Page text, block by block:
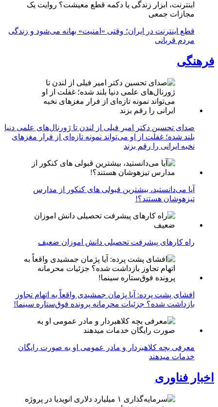
اینترنت، ابزار زندگی یا دکمه قطع معیشت؟ روایت یک
مجازات جمعی
قطع اینترنت در ایران؛ وقتی «امنیت» بهانه می‌شود و زندگی
مردم قربانی
فرهنگی
صدای تحسین دکتر امیر فیلی از لندن تا ژورنال‌های علمی دنیا
بلند شده؛ غفلت از او می‌تواند نمونه تازه‌ای از فرار مغزهای
نخبه ایرانی را رقم بزند
آیا می‌دانستید، بیشترین قبولی های کنکور از مدارس
تیزهوشان هستند؟!
راه کارهای پیشرفت تحصیلی دانش اموزان ضعیف
افشای پشت پرده: آیا پژمان جمشیدی واقعاً به اتهام تجاوز
بازداشت شده؟ جزئیات محرمانه پرونده فوق‌ستاره سینما!
معرفی بچه کلاهبردار و مادر عمومی او به صورت رایگان
خدمات میدهند
اخبار فناوری